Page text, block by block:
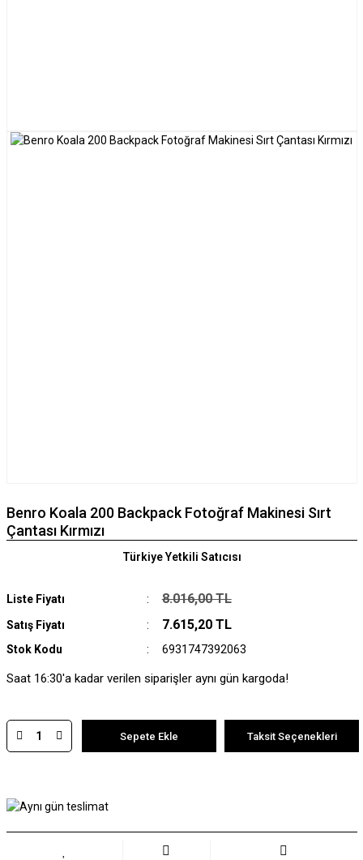
Benro Koala 200 Backpack Fotoğraf Makinesi Sırt
Çantası Kırmızı
Liste Fiyatı 8.016,00 TL
Satış Fiyatı 7.615,20 TL
Stok Kodu 6931747392063
Türkiye Yetkili Satıcısı
Saat 16:30'a kadar verilen siparişler aynı gün kargoda!
Sepete Ekle Taksit Seçenekleri